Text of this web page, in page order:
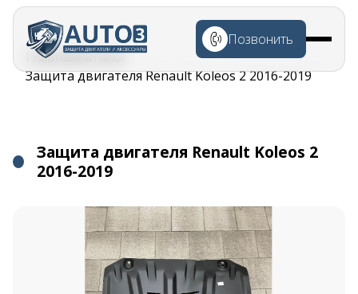
Перейти к
основному
содержанию
Позвонить
Строка
навигации
ГлавнаяКаталог
Защита двигателя Renault Koleos 2 2016-2019
Защита двигателя Renault Koleos 2
2016-2019